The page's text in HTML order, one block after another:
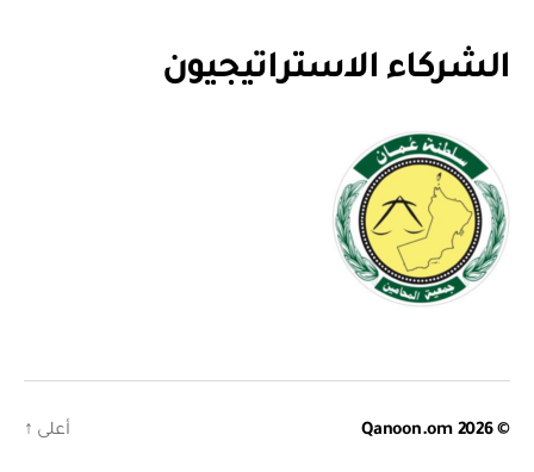
الشركاء الاستراتيجيون
© 2026
Qanoon.om أعلى ↑